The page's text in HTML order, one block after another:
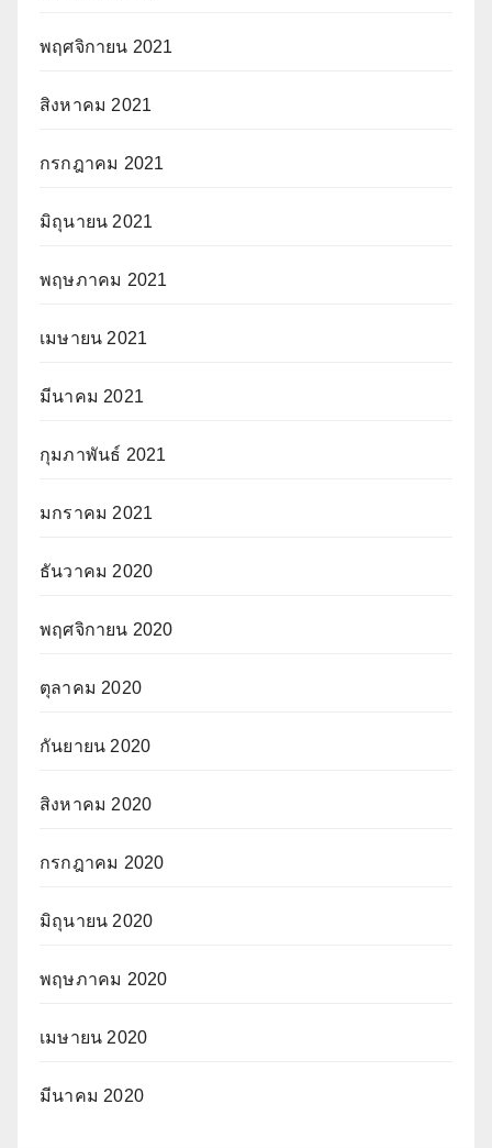
พฤศจิกายน 2021
สิงหาคม 2021
กรกฎาคม 2021
มิถุนายน 2021
พฤษภาคม 2021
เมษายน 2021
มีนาคม 2021
กุมภาพันธ์ 2021
มกราคม 2021
ธันวาคม 2020
พฤศจิกายน 2020
ตุลาคม 2020
กันยายน 2020
สิงหาคม 2020
กรกฎาคม 2020
มิถุนายน 2020
พฤษภาคม 2020
เมษายน 2020
มีนาคม 2020